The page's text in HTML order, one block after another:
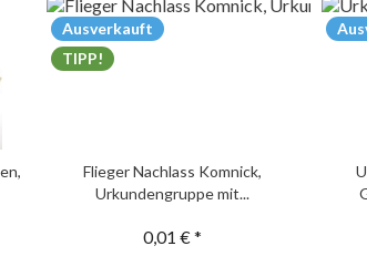
Ausverkauft
TIPP!
Flieger Nachlass Komnick,
Urkundengruppe mit...
0,01 € *